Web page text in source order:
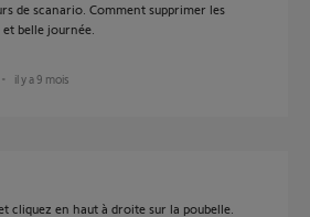
de scanario. Comment supprimer les
belle journée.
il y a 9 mois
cliquez en haut à droite sur la poubelle.